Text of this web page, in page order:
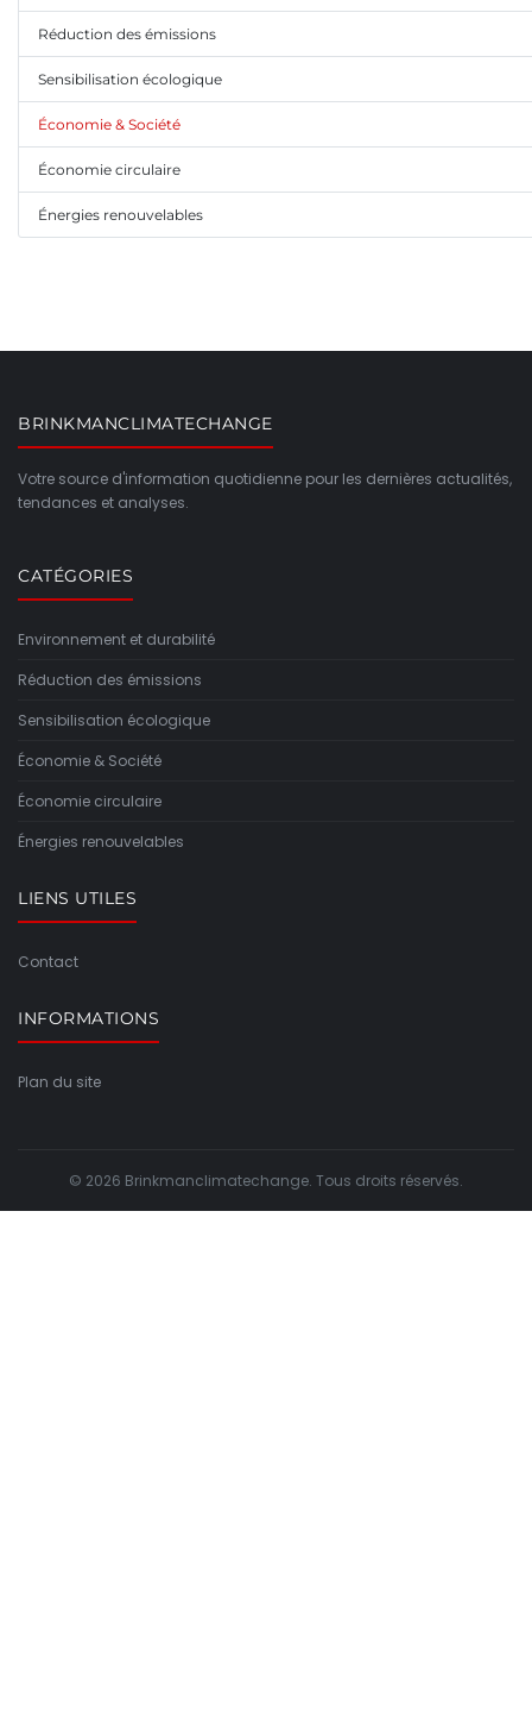
Réduction des émissions
Sensibilisation écologique
Économie & Société
Économie circulaire
Énergies renouvelables
BRINKMANCLIMATECHANGE
Votre source d'information quotidienne pour les dernières actualités,
tendances et analyses.
CATÉGORIES
Environnement et durabilité
Réduction des émissions
Sensibilisation écologique
Économie & Société
Économie circulaire
Énergies renouvelables
LIENS UTILES
Contact
INFORMATIONS
Plan du site
© 2026 Brinkmanclimatechange. Tous droits réservés.